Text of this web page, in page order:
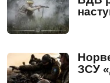
ЗСУ